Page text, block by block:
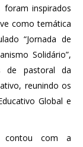
foram inspirados
como temática
“Jornada de
Solidário”,
de pastoral da
reunindo os
Global e
contou com a